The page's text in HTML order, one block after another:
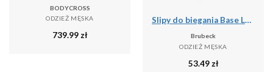
BODYCROSS
ODZIEŻ MĘSKA
739.99 zł
Slipy do biegania Base Layer Ultra Light 3D Męskie
Brubeck
ODZIEŻ MĘSKA
53.49 zł